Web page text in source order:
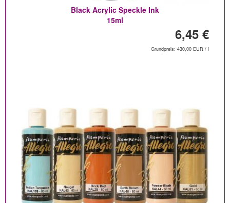
Black Acrylic Speckle Ink
15ml
6,45 €
Grundpreis: 430,00 EUR / l